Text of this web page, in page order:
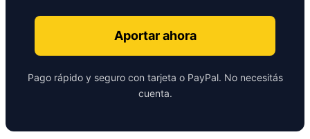
Aportar ahora
Pago rápido y seguro con tarjeta o PayPal. No necesitás
cuenta.